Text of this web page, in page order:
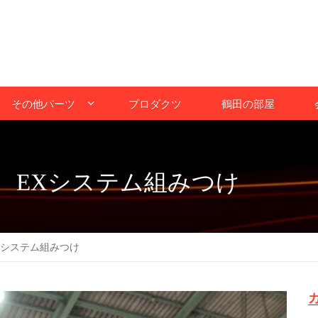
その他パーツ プロダクツ 鶴田の部屋
システム組みつけ
ステム組みつけ